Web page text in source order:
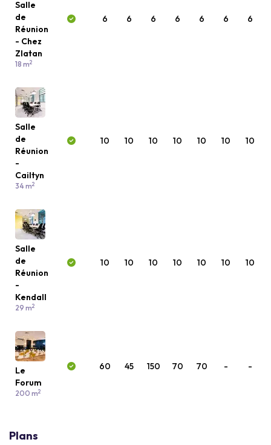
Salle
de
Réunion
- Chez
Zlatan
18 m2
6 6 6 6 6 6 6
Salle
de
Réunion
-
Cailtyn
34 m2
10 10 10 10 10 10 10
Salle
de
Réunion
-
Kendall
29 m2
10 10 10 10 10 10 10
Le
Forum
200 m2
60 45 150 70 70 - -
Plans